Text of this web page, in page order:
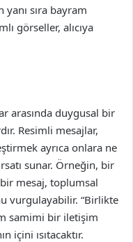
yanı sıra bayram
görseller, alıcıya
arasında duygusal bir
Resimli mesajlar,
ayrıca onlara ne
sunar. Örneğin, bir
mesaj, toplumsal
vurgulayabilir. “Birlikte
samimi bir iletişim
içini ısıtacaktır.